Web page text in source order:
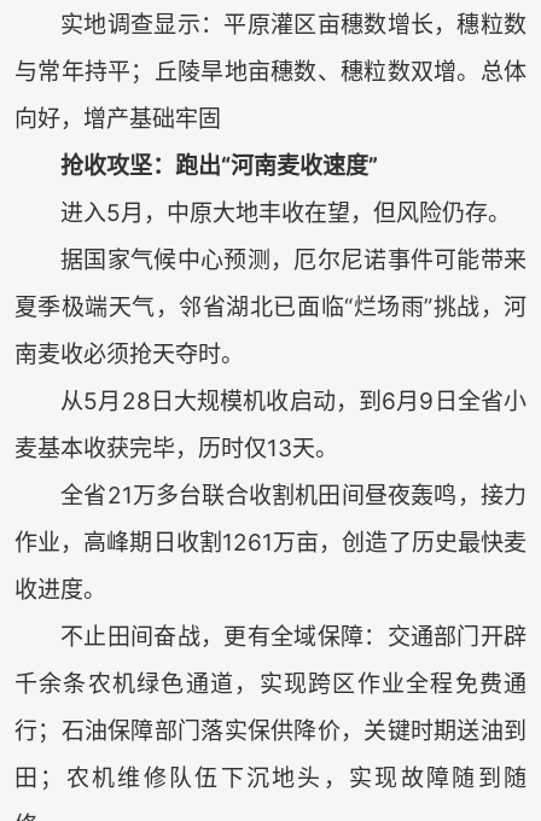
实地调查显示：平原灌区亩穗数增长，穗粒数
与常年持平；丘陵旱地亩穗数、穗粒数双增。总体
向好，增产基础牢固
抢收攻坚：跑出“河南麦收速度”
进入5月，中原大地丰收在望，但风险仍存。
据国家气候中心预测，厄尔尼诺事件可能带来
夏季极端天气，邻省湖北已面临“烂场雨”挑战，河
南麦收必须抢天夺时。
从5月28日大规模机收启动，到6月9日全省小
麦基本收获完毕，历时仅13天。
全省21万多台联合收割机田间昼夜轰鸣，接力
作业，高峰期日收割1261万亩，创造了历史最快麦
收进度。
不止田间奋战，更有全域保障：交通部门开辟
千余条农机绿色通道，实现跨区作业全程免费通
行；石油保障部门落实保供降价，关键时期送油到
田；农机维修队伍下沉地头，实现故障随到随